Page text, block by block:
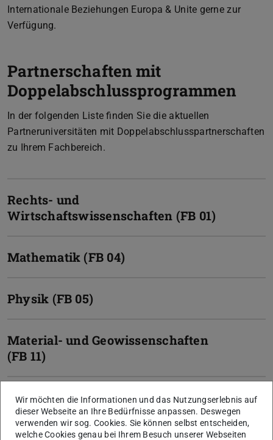
Internationale Beziehungen Europa & Unite gerne zur
Verfügung.
Partnerschaften mit
Doppelabschlussprogrammen
In der folgenden Liste finden Sie die aktuellen
Partneruniversitäten mit Doppelabschlusspartnerschaften
zu Ihrem Fachbereich.
Rechts- und
Wirtschaftswissenschaften (FB 01)
Mathematik (FB 04)
Physik (FB 05)
Material- und Geowissenschaften
(FB 11)
Bau- und
Umweltingenieurwissenschaften
(FB 13)
Wir möchten die Informationen und das Nutzungserlebnis auf
dieser Webseite an Ihre Bedürfnisse anpassen. Deswegen
verwenden wir sog. Cookies. Sie können selbst entscheiden,
welche Cookies genau bei Ihrem Besuch unserer Webseiten